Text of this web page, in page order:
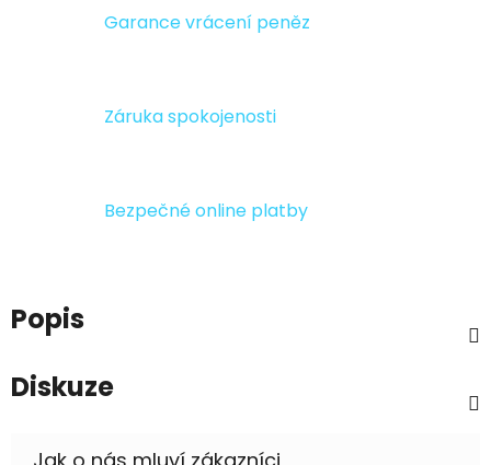
Garance vrácení peněz
Záruka spokojenosti
Bezpečné online platby
Popis
Diskuze